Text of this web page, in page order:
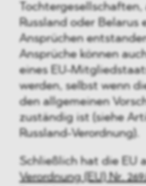
Russland oder Belarus
Ansprüchen
Ansprüche können
eines EU-
werden, selbst wenn
den allgemeinen
zuständig ist (siehe
Russland-Verordnung).
Schließlich hat die EU
Verordnung (EU) Nr.